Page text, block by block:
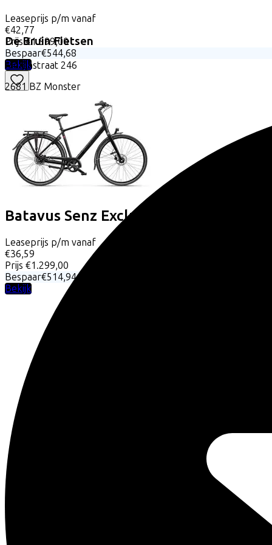
De Bruin Fietsen
Molenstraat 246
2681 BZ Monster
Leaseprijs p/m vanaf
€42,77
Prijs €1.599,00
Bespaar€544,68
Bekijk
Batavus Senz Exclusive
Leaseprijs p/m vanaf
€36,59
Prijs €1.299,00
Bespaar€514,94
Bekijk